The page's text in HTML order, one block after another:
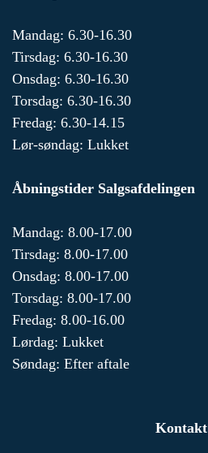
Mandag: 6.30-16.30
Tirsdag: 6.30-16.30
Onsdag: 6.30-16.30
Torsdag: 6.30-16.30
Fredag: 6.30-14.15
Lør-søndag: Lukket
Åbningstider Salgsafdelingen
Mandag: 8.00-17.00
Tirsdag: 8.00-17.00
Onsdag: 8.00-17.00
Torsdag: 8.00-17.00
Fredag: 8.00-16.00
Lørdag: Lukket
Søndag: Efter aftale
Kontakt